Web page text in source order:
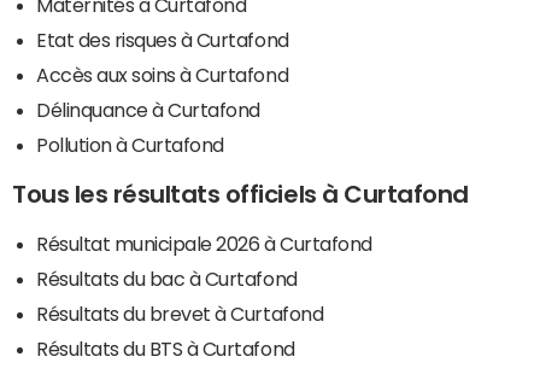
Maternités à Curtafond
Etat des risques à Curtafond
Accès aux soins à Curtafond
Délinquance à Curtafond
Pollution à Curtafond
Tous les résultats officiels à Curtafond
Résultat municipale 2026 à Curtafond
Résultats du bac à Curtafond
Résultats du brevet à Curtafond
Résultats du BTS à Curtafond